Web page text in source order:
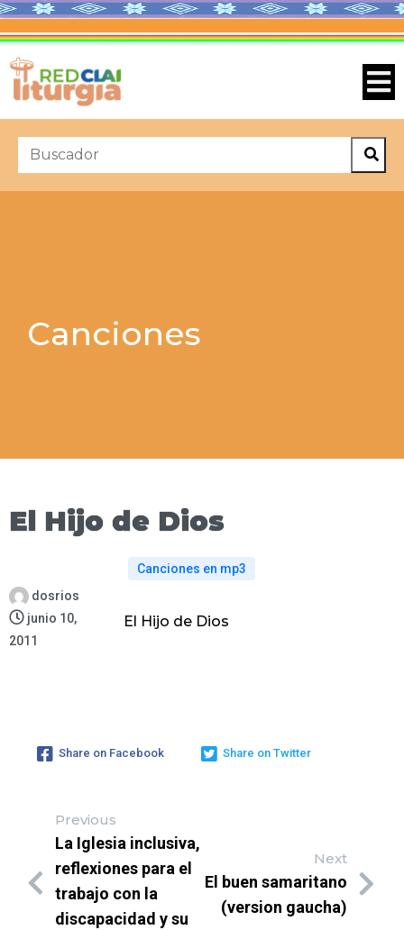
Canciones
El Hijo de Dios
dosrios
junio 10,
2011
Canciones en mp3
El Hijo de Dios
Share on Facebook Share on Twitter
Previous
La Iglesia inclusiva,
reflexiones para el
trabajo con la
discapacidad y su
Next
El buen samaritano
(version gaucha)